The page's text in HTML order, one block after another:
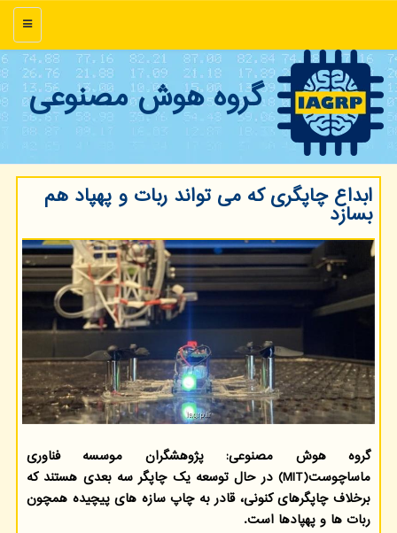
منو
گروه هوش مصنوعی
ابداع چاپگری كه می تواند ربات و پهپاد هم
بسازد
گروه هوش مصنوعی: پژوهشگران موسسه فناوری
ماساچوست(MIT) در حال توسعه یک چاپگر سه بعدی هستند که
برخلاف چاپگرهای کنونی، قادر به چاپ سازه های پیچیده همچون
ربات ها و پهپادها است.